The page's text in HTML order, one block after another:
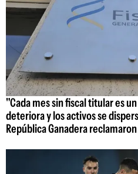
"Cada mes sin fiscal titular es
deteriora y los activos se
República Ganadera